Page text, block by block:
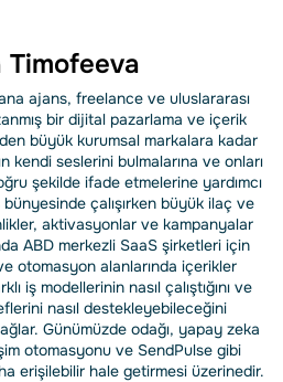
Timofeeva
ajans, freelance ve uluslararası
bir dijital pazarlama ve içerik
büyük kurumsal markalara kadar
kendi seslerini bulmalarına ve onları
şekilde ifade etmelerine yardımcı
çalışırken büyük ilaç ve
aktivasyonlar ve kampanyalar
ABD merkezli SaaS şirketleri için
otomasyon alanlarında içerikler
iş modellerinin nasıl çalıştığını ve
nasıl destekleyebileceğini
Günümüzde odağı, yapay zeka
otomasyonu ve SendPulse gibi
erişilebilir hale getirmesi üzerinedir.